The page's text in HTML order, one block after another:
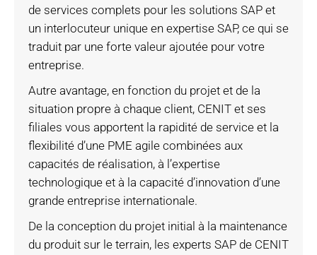
de services complets pour les solutions SAP et
un interlocuteur unique en expertise SAP, ce qui se
traduit par une forte valeur ajoutée pour votre
entreprise.
Autre avantage, en fonction du projet et de la
situation propre à chaque client, CENIT et ses
filiales vous apportent la rapidité de service et la
flexibilité d’une PME agile combinées aux
capacités de réalisation, à l’expertise
technologique et à la capacité d’innovation d’une
grande entreprise internationale.
De la conception du projet initial à la maintenance
du produit sur le terrain, les experts SAP de CENIT